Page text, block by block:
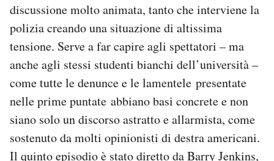
discussione molto animata, tanto che interviene la
polizia creando una situazione di altissima
tensione. Serve a far capire agli spettatori – ma
anche agli stessi studenti bianchi dell’università –
come tutte le denunce e le lamentele presentate
nelle prime puntate abbiano basi concrete e non
siano solo un discorso astratto e allarmista, come
sostenuto da molti opinionisti di destra americani.
Il quinto episodio è stato diretto da Barry Jenkins,